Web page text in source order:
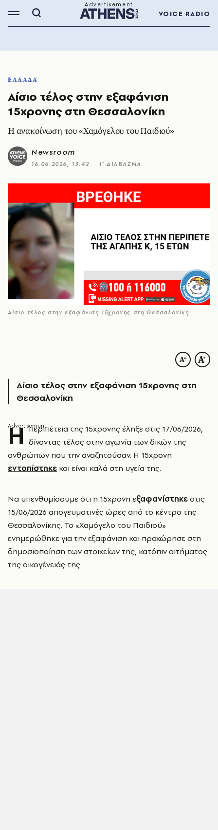
VOICE RADIO
ΕΛΛΑΔΑ
Αίσιο τέλος στην εξαφάνιση
15χρονης στη Θεσσαλονίκη
Η ανακοίνωση του «Χαμόγελου του Παιδιού»
Newsroom
16.06.2026, 13:42 1’ ΔΙΑΒΑΣΜΑ
Αίσιο τέλος στην εξαφάνιση 15χρονης στη Θεσσαλονίκη
Αίσιο τέλος στην εξαφάνιση 15χρονης στη
Θεσσαλονίκη
Η περιπέτεια της 15χρονης έληξε στις 17/06/2026,
δίνοντας τέλος στην αγωνία των δικών της
ανθρώπων που την αναζητούσαν. Η 15χρονη
εντοπίστηκε και είναι καλά στη υγεία της.
Να υπενθυμίσουμε ότι η 15χρονη εξαφανίστηκεστις
15/06/2026 απογευματινές ώρες από το κέντρο της
Θεσσαλονίκης. Το «Χαμόγελο του Παιδιού»
ενημερώθηκε για την εξαφάνιση και προχώρησε στη
δημοσιοποίηση των στοιχείων της, κατόπιν αιτήματος
της οικογένειάς της.